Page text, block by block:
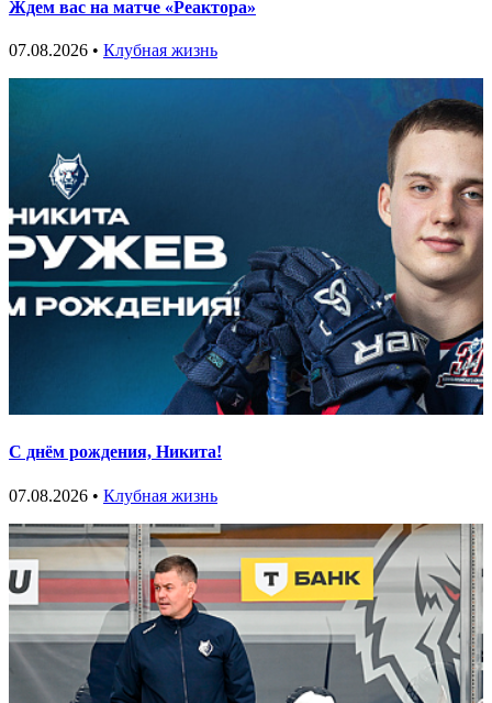
Ждем вас на матче «Реактора»
07.08.2026 • Клубная жизнь
С днём рождения, Никита!
07.08.2026 • Клубная жизнь